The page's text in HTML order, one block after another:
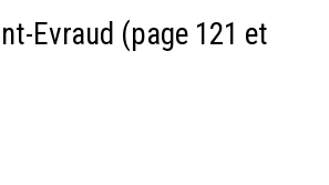
Evraud (page 121 et